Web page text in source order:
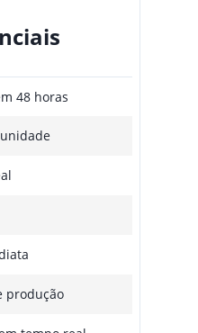
48 horas
produção